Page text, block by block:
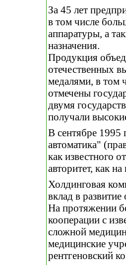
За 45 лет
в том числе
аппаратуры, а
назначения.
Продукция
отечественных
медалями, в том
отмечены
двумя
получали
В сентябре 1995
автоматика"
как известного
авторитет, как
Холдинговая
вклад в
На протяжении
кооперации с
сложной
медицинские
рентгеновский